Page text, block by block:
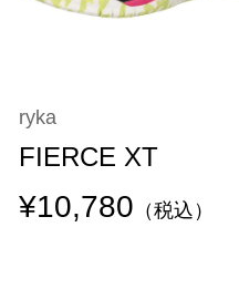
ryka
FIERCE XT
¥10,780 （税込）